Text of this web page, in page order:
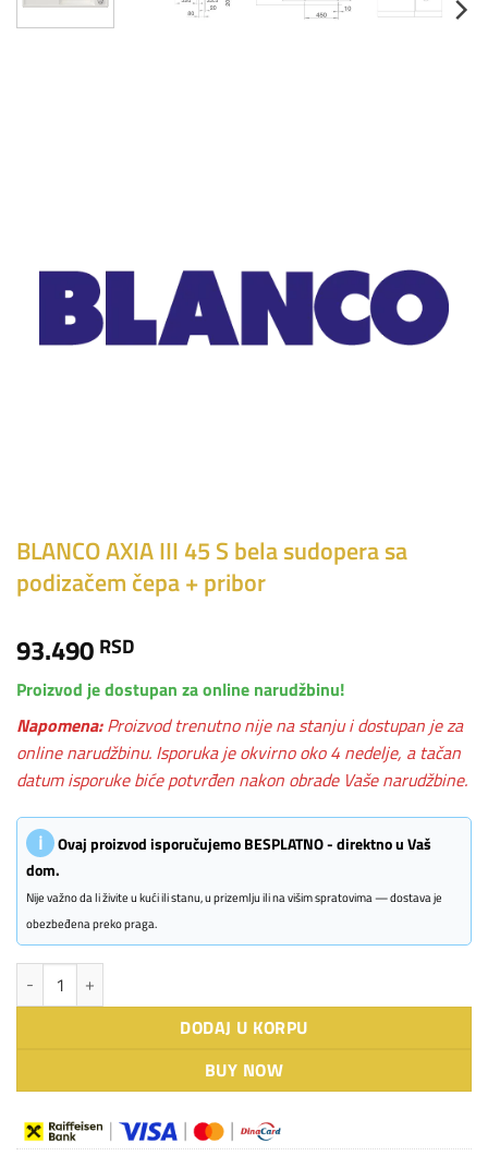
BLANCO AXIA III 45 S bela sudopera sa
podizačem čepa + pribor
93.490 RSD
Proizvod je dostupan za online narudžbinu!
Napomena: Proizvod trenutno nije na stanju i dostupan je za
online narudžbinu. Isporuka je okvirno oko 4 nedelje, a tačan
datum isporuke biće potvrđen nakon obrade Vaše narudžbine.
ℹ
Ovaj proizvod isporučujemo BESPLATNO - direktno u Vaš
dom.
Nije važno da li živite u kući ili stanu, u prizemlju ili na višim spratovima — dostava je
obezbeđena preko praga.
BLANCO AXIA III 45 S bela sa p.č. + pribor količina
DODAJ U KORPU
BUY NOW